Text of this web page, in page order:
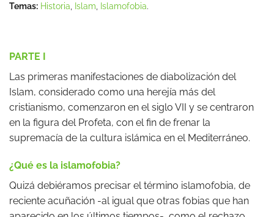
Temas: Historia Islam Islamofobia.
PARTE I
Las primeras manifestaciones de diabolización del
Islam, considerado como una herejía más del
cristianismo, comenzaron en el siglo VII y se centraron
en la figura del Profeta, con el fin de frenar la
supremacía de la cultura islámica en el Mediterráneo.
¿Qué es la islamofobia?
Quizá debiéramos precisar el término islamofobia, de
reciente acuñación -al igual que otras fobias que han